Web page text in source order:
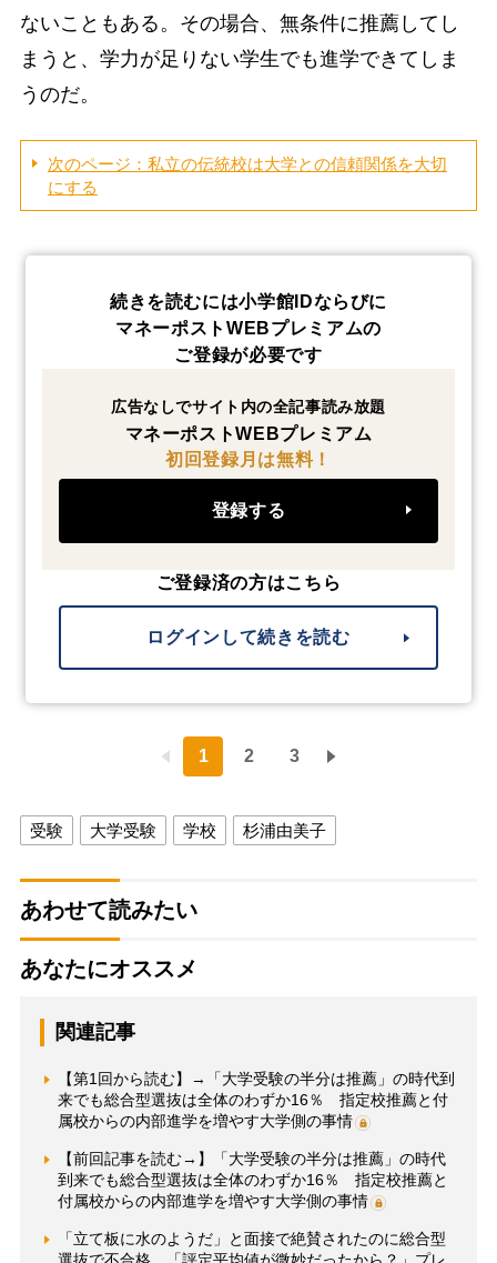
ないこともある。その場合、無条件に推薦してし
まうと、学力が足りない学生でも進学できてしま
うのだ。
次のページ：私立の伝統校は大学との信頼関係を大切
にする
続きを読むには小学館IDならびに
マネーポストWEBプレミアムの
ご登録が必要です
広告なしでサイト内の全記事読み放題
マネーポストWEBプレミアム
初回登録月は無料！
登録する
ご登録済の方はこちら
ログインして続きを読む
1 2 3
受験 大学受験 学校 杉浦由美子
あわせて読みたい
あなたにオススメ
関連記事
【第1回から読む】→「大学受験の半分は推薦」の時代到
来でも総合型選抜は全体のわずか16％ 指定校推薦と付
属校からの内部進学を増やす大学側の事情
【前回記事を読む→】「大学受験の半分は推薦」の時代
到来でも総合型選抜は全体のわずか16％ 指定校推薦と
付属校からの内部進学を増やす大学側の事情
「立て板に水のようだ」と面接で絶賛されたのに総合型